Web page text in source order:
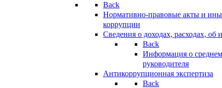
Back
Нормативно-правовые акты и
коррупции
Сведения о доходах, расходах, об
Back
Информация о
руководителя
Антикоррупционная экспертиза
Back